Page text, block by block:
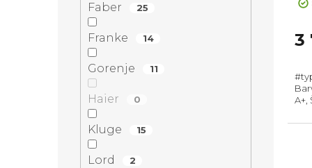
Faber 25
Franke 14
Gorenje 11
Haier 0
Kluge 15
Lord 2
3
A+,